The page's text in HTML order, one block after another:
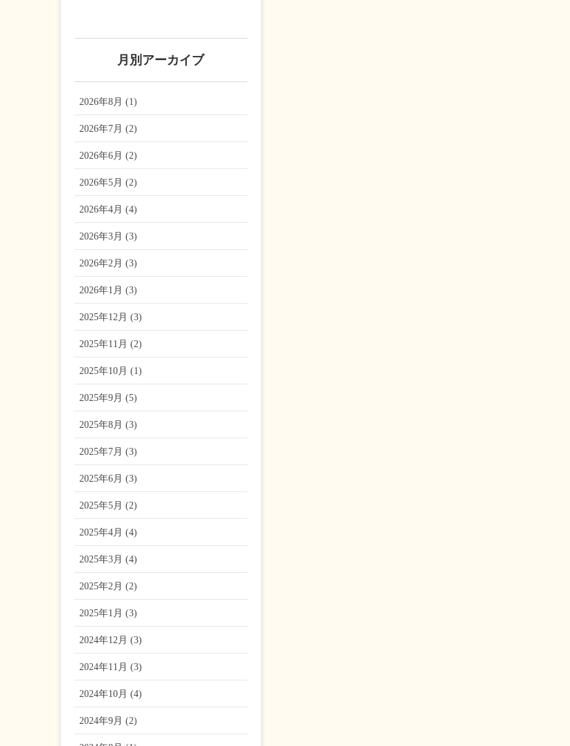
月別アーカイブ
2026年8月 (1)
2026年7月 (2)
2026年6月 (2)
2026年5月 (2)
2026年4月 (4)
2026年3月 (3)
2026年2月 (3)
2026年1月 (3)
2025年12月 (3)
2025年11月 (2)
2025年10月 (1)
2025年9月 (5)
2025年8月 (3)
2025年7月 (3)
2025年6月 (3)
2025年5月 (2)
2025年4月 (4)
2025年3月 (4)
2025年2月 (2)
2025年1月 (3)
2024年12月 (3)
2024年11月 (3)
2024年10月 (4)
2024年9月 (2)